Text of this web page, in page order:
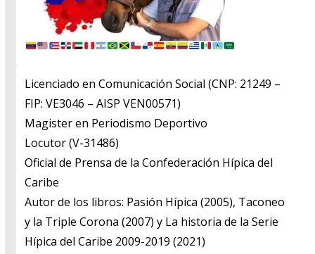
Licenciado en Comunicación Social (CNP: 21249 –
FIP: VE3046 – AISP VEN00571)
​Magister en Periodismo Deportivo
​Locutor (V-31486)
​Oficial de Prensa de la Confederación Hípica del
Caribe
​Autor de los libros: Pasión Hípica (2005), Taconeo
y la Triple Corona (2007) y La historia de la Serie
Hípica del Caribe 2009-2019 (2021)